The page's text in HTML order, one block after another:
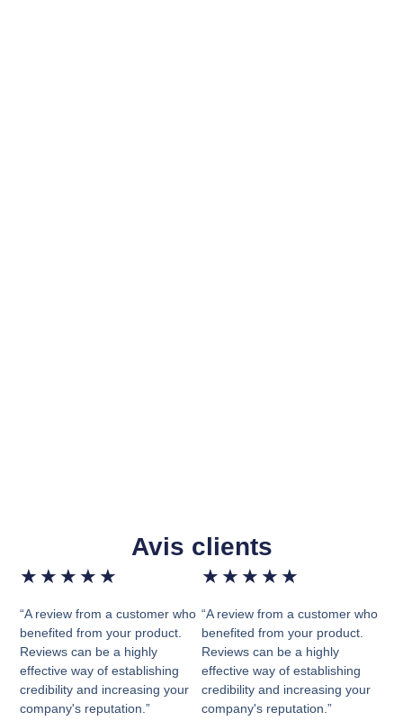
Avis clients
★ ★ ★ ★ ★
“A review from a customer who
benefited from your product.
Reviews can be a highly
effective way of establishing
credibility and increasing your
company's reputation.”
★ ★ ★ ★ ★
“A review from a customer who
benefited from your product.
Reviews can be a highly
effective way of establishing
credibility and increasing your
company's reputation.”